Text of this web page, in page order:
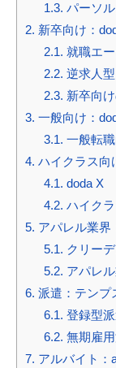
1.3. パーソ
2. 新卒向け：
2.1. 就職エ
2.2. 逆求人
2.3. 新卒向
3. 一般向け：
3.1. 一般転
4. ハイクラス向
4.1. doda X
4.2. ハイク
5. アパレル業界
5.1. クリー
5.2. アパレ
6. 派遣：テンプ
6.1. 登録型
6.2. 無期雇
7. アルバイト：